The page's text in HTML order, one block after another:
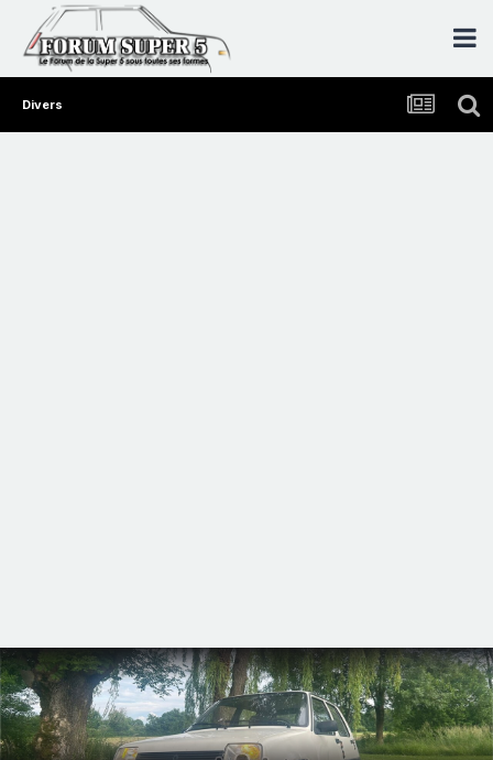
Divers